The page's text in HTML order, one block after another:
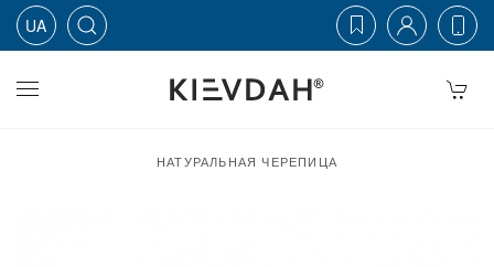
Skip to main content
UA
НАТУРАЛЬНАЯ ЧЕРЕПИЦА